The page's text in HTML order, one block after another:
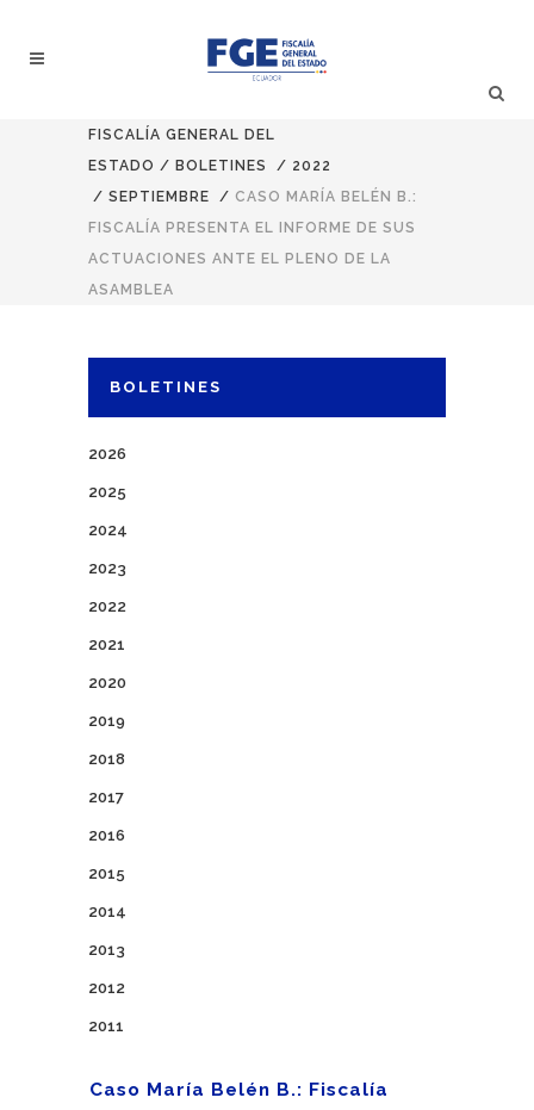
FISCALÍA GENERAL DEL
ESTADO / BOLETINES / 2022
/ SEPTIEMBRE / CASO MARÍA BELÉN B.:
FISCALÍA PRESENTA EL INFORME DE SUS
ACTUACIONES ANTE EL PLENO DE LA
ASAMBLEA
BOLETINES
2026
2025
2024
2023
2022
2021
2020
2019
2018
2017
2016
2015
2014
2013
2012
2011
Caso María Belén B.: Fiscalía